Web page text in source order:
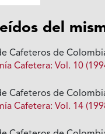
del
Cafeteros de
Cafetera: Vol. 10
Cafeteros de
Cafetera: Vol. 14